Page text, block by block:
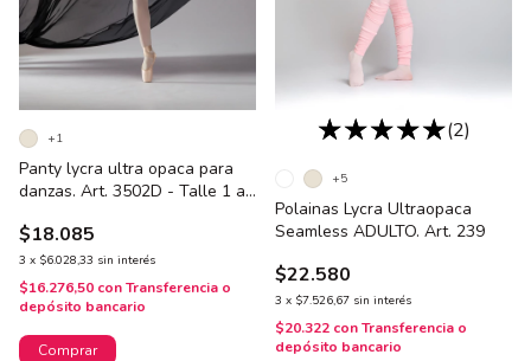
Panty lycra ultra opaca para
danzas. Art. 3502D - Talle 1 al
$18.085
3 x $6.028,33 sin interés
$16.276,50 conTransferencia o
depósito bancario
+1
Comprar
(2)
Polainas Lycra Ultraopaca
Seamless ADULTO. Art. 239
$22.580
3 x $7.526,67 sin interés
$20.322 conTransferencia o
depósito bancario
+5